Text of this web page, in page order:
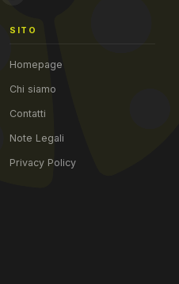
SITO
Homepage
Chi siamo
Contatti
Note Legali
Privacy Policy